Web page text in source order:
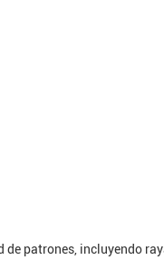
de patrones, incluyendo